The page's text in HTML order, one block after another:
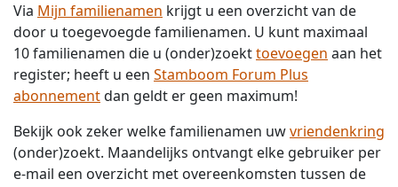
Via Mijn familienamen krijgt u een overzicht van de
door u toegevoegde familienamen. U kunt maximaal
10 familienamen die u (onder)zoekttoevoegen aan het
register; heeft u een Stamboom Forum Plus
abonnementdan geldt er geen maximum!
Bekijk ook zeker welke familienamen uwvriendenkring
(onder)zoekt. Maandelijks ontvangt elke gebruiker per
e-mail een overzicht met overeenkomsten tussen de